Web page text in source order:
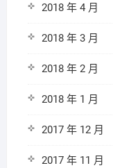
2018 年 4 月
2018 年 3 月
2018 年 2 月
2018 年 1 月
2017 年 12 月
2017 年 11 月